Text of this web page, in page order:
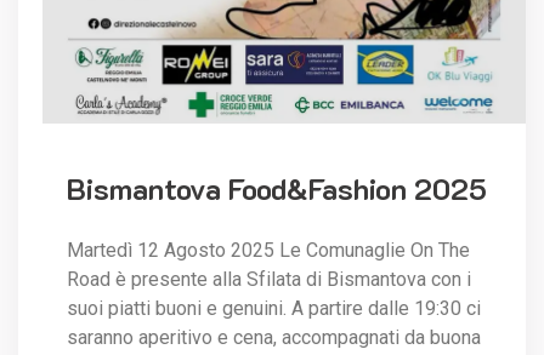
Bismantova Food&Fashion 2025
Martedì 12 Agosto 2025 Le Comunaglie On The
Road è presente alla Sfilata di Bismantova con i
suoi piatti buoni e genuini. A partire dalle 19:30 ci
saranno aperitivo e cena, accompagnati da buona